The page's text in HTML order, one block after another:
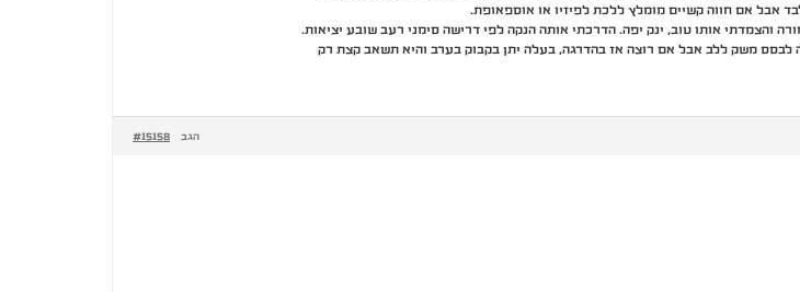
והצמדתי אותו טוב, ינק יפה. הדרכתי אותה הנקה לפי דרישה סימני רעב שובע יציאות.
משק ללב אבל אם רוצה אז בהדרגה, בעלה יתן בקבוק בערב והיא תשאב קצת רק
#15158 הגב